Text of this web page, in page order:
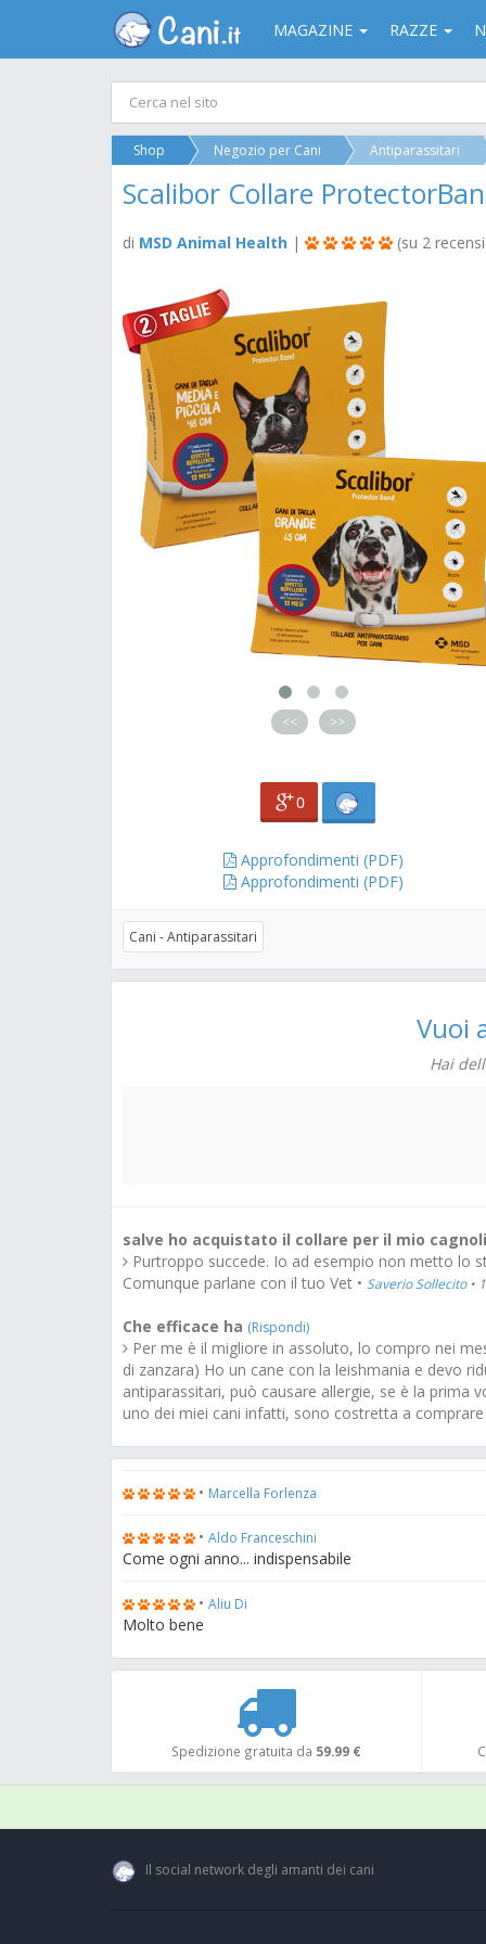
MAGAZINE RAZZE
Shop Negozio per Cani Antiparassitari
Scalibor Collare
di MSD Animal Health | (su 2
<< >>
0
Approfondimenti (PDF)
Approfondimenti (PDF)
Cani - Antiparassitari
Vuoi
Hai
salve ho acquistato il collare per il mio
Purtroppo succede. Io ad esempio non metto lo
Comunque parlane con il tuo Vet • Saverio Sollecito •
Che efficace ha (Rispondi)
Per me è il migliore in assoluto, lo compro nei
di zanzara) Ho un cane con la leishmania e devo
antiparassitari, può causare allergie, se è la prima
uno dei miei cani infatti, sono costretta a comprare
• Marcella Forlenza
• Aldo Franceschini
Come ogni anno... indispensabile
• Aliu Di
Molto bene
Spedizione gratuita da 59.99 €
Il social network degli amanti dei cani